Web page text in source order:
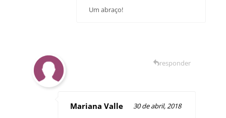
Um abraço!
Mariana Valle
30 de abril, 2018
responder